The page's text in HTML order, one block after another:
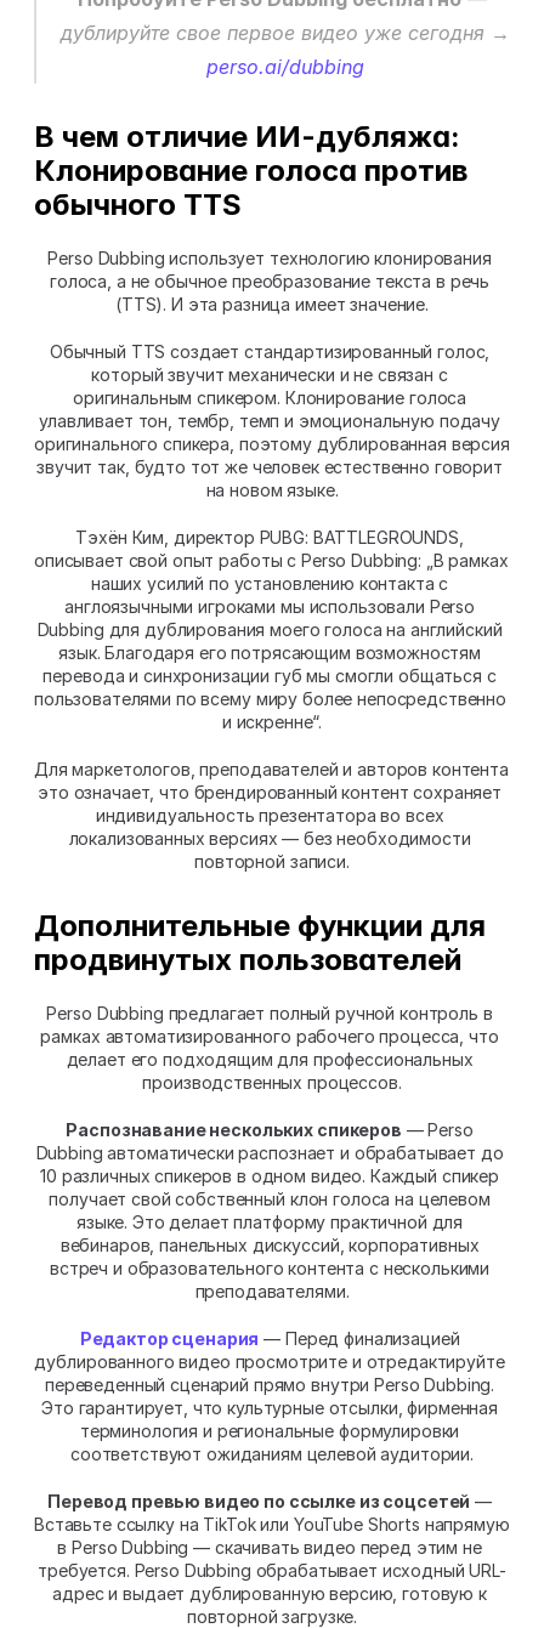
perso.ai/dubbing
В чем отличие ИИ-дубляжа:
Клонирование голоса против
обычного TTS
Perso Dubbing использует технологию клонирования
голоса, а не обычное преобразование текста в речь
(TTS). И эта разница имеет значение.
Обычный TTS создает стандартизированный голос,
который звучит механически и не связан с
оригинальным спикером. Клонирование голоса
улавливает тон, тембр, темп и эмоциональную подачу
оригинального спикера, поэтому дублированная версия
звучит так, будто тот же человек естественно говорит
на новом языке.
Тэхён Ким, директор PUBG: BATTLEGROUNDS,
описывает свой опыт работы с Perso Dubbing: „В рамках
наших усилий по установлению контакта с
англоязычными игроками мы использовали Perso
Dubbing для дублирования моего голоса на английский
язык. Благодаря его потрясающим возможностям
перевода и синхронизации губ мы смогли общаться с
пользователями по всему миру более непосредственно
и искренне“.
Для маркетологов, преподавателей и авторов контента
это означает, что брендированный контент сохраняет
индивидуальность презентатора во всех
локализованных версиях — без необходимости
повторной записи.
Дополнительные функции для
продвинутых пользователей
Perso Dubbing предлагает полный ручной контроль в
рамках автоматизированного рабочего процесса, что
делает его подходящим для профессиональных
производственных процессов.
Распознавание нескольких спикеров — Perso
Dubbing автоматически распознает и обрабатывает до
10 различных спикеров в одном видео. Каждый спикер
получает свой собственный клон голоса на целевом
языке. Это делает платформу практичной для
вебинаров, панельных дискуссий, корпоративных
встреч и образовательного контента с несколькими
преподавателями.
Редактор сценария — Перед финализацией
дублированного видео просмотрите и отредактируйте
переведенный сценарий прямо внутри Perso Dubbing.
Это гарантирует, что культурные отсылки, фирменная
терминология и региональные формулировки
соответствуют ожиданиям целевой аудитории.
Перевод превью видео по ссылке из соцсетей —
Вставьте ссылку на TikTok или YouTube Shorts напрямую
в Perso Dubbing — скачивать видео перед этим не
требуется. Perso Dubbing обрабатывает исходный URL-
адрес и выдает дублированную версию, готовую к
повторной загрузке.